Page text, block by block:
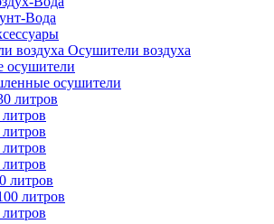
Вода
Осушители воздуха
осушители
осушители
литров
литров
литров
литров
литров